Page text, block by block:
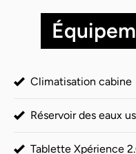
Climatisation cabine
Réservoir des eaux
Tablette Xpérience